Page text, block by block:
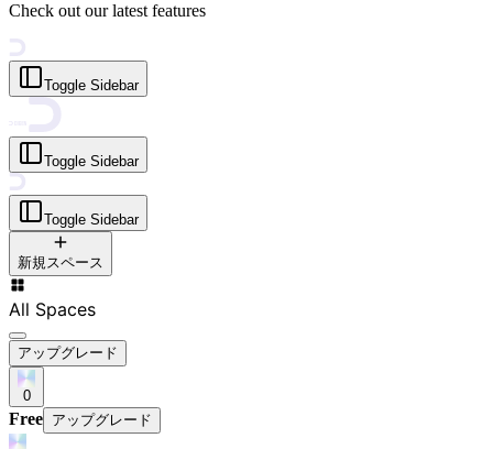
Check out our latest features
Toggle Sidebar
Toggle Sidebar
Toggle Sidebar
新規スペース
All Spaces
アップグレード
0
Free アップグレード